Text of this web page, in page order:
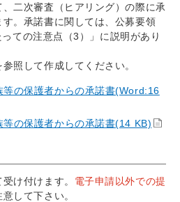
二次審査（ヒアリング）の際に承
。承諾書に関しては、公募要領
ての注意点（3）」に説明があり
照して作成してください。
等の保護者からの承諾書(Word:16
の保護者からの承諾書(14 KB)
け付けます。 電子申請以外での提
して下さい。